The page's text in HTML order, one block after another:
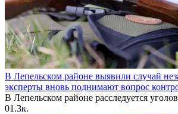
В Лепельском районе выявили случай
эксперты вновь поднимают вопрос
В Лепельском районе расследуется
01.3к.